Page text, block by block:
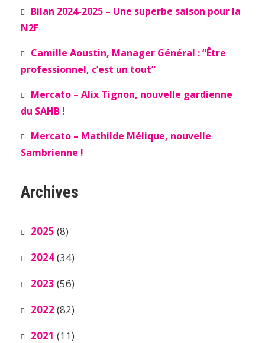
Bilan 2024-2025 – Une superbe saison pour la
N2F
Camille Aoustin, Manager Général : “Être
professionnel, c’est un tout”
Mercato – Alix Tignon, nouvelle gardienne
du SAHB !
Mercato – Mathilde Mélique, nouvelle
Sambrienne !
Archives
2025 (8)
2024(34)
2023 (56)
2022 (82)
2021 (11)